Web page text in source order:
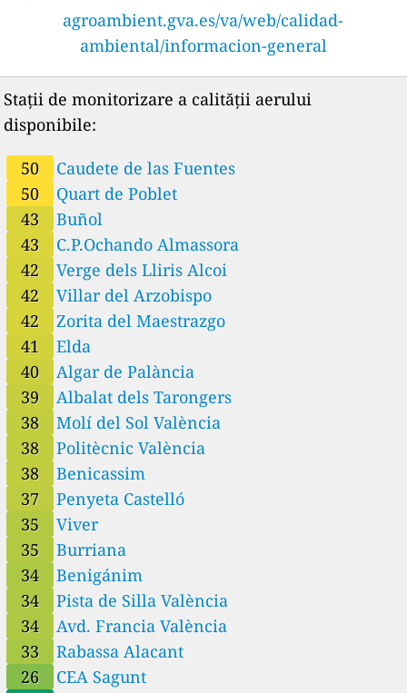
agroambient.gva.es/va/web/calidad-
ambiental/informacion-general
Stații de monitorizare a calității aerului
disponibile:
50
Caudete de las Fuentes
50
Quart de Poblet
43
Buñol
43
C.P.Ochando Almassora
42
Verge dels Lliris Alcoi
42
Villar del Arzobispo
42
Zorita del Maestrazgo
41
Elda
40
Algar de Palància
39
Albalat dels Tarongers
38
Molí del Sol València
38
Politècnic València
38
Benicassim
37
Penyeta Castelló
35
Viver
35
Burriana
34
Benigánim
34
Pista de Silla València
34
Avd. Francia València
33
Rabassa Alacant
26
CEA Sagunt